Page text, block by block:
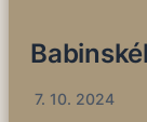
7. 10. 2024